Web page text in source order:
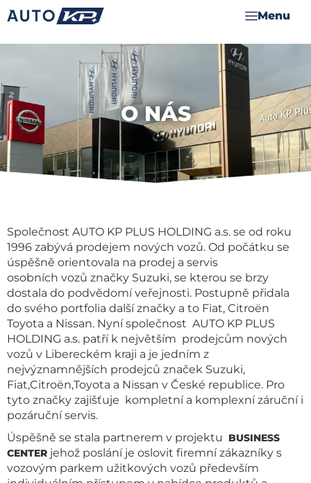
O NÁS
Společnost AUTO KP PLUS HOLDING a.s. se od roku
1996 zabývá prodejem nových vozů. Od počátku se
úspěšně orientovala na prodej a servis
osobních vozů značky Suzuki, se kterou se brzy
dostala do podvědomí veřejnosti. Postupně přidala
do svého portfolia další značky a to Fiat, Citroën
Toyota a Nissan. Nyní společnost AUTO KP PLUS
HOLDING a.s. patří k největším prodejcům nových
vozů v Libereckém kraji a je jedním z
nejvýznamnějších prodejců značek Suzuki,
Fiat,Citroën,Toyota a Nissan v České republice. Pro
tyto značky zajišťuje kompletní a komplexní záruční i
pozáruční servis.
Úspěšně se stala partnerem v projektu BUSINESS
CENTER jehož poslání je oslovit firemní zákazníky s
vozovým parkem užitkových vozů především